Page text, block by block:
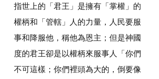
指世上的「君王」是擁有「掌權」的
權柄和「管轄」人的力量，人民要服
事和降服他，稱他為恩主；但是神國
度的君王卻是以權柄來服事人「你們
不可這樣；你們裡頭為大的，倒要像